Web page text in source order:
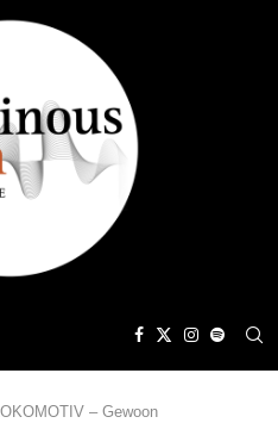
– Gewoon